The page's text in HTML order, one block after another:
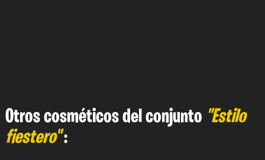
Otros cosméticos del conjunto "Estilo
fiestero":